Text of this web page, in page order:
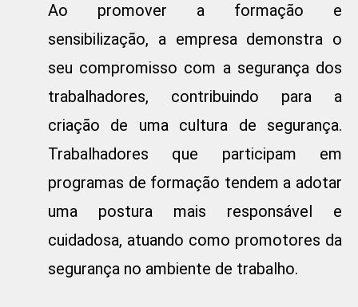
Ao promover a formação e
sensibilização, a empresa demonstra o
seu compromisso com a segurança dos
trabalhadores, contribuindo para a
criação de uma cultura de segurança.
Trabalhadores que participam em
programas de formação tendem a adotar
uma postura mais responsável e
cuidadosa, atuando como promotores da
segurança no ambiente de trabalho.